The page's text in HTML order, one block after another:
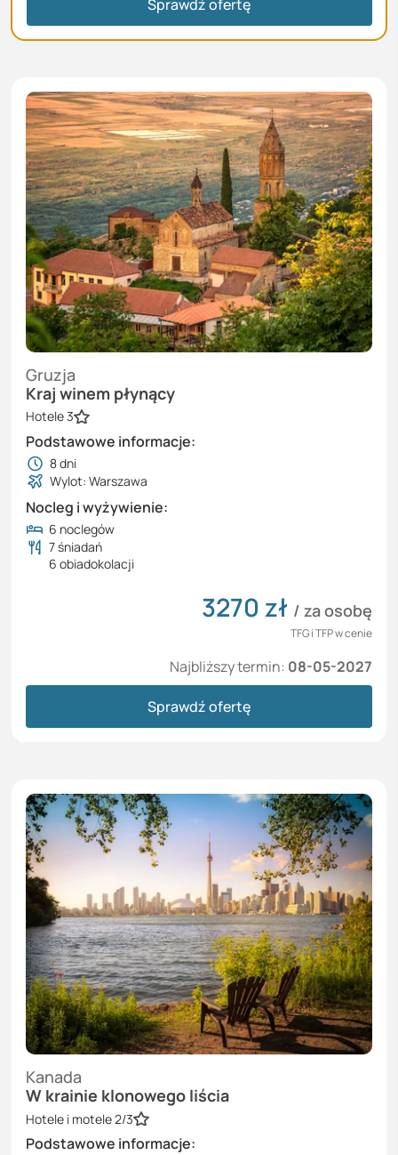
Sprawdź ofertę
Kraj winem płynący
Gruzja
Hotele 3
Podstawowe informacje:
8dni
Wylot: Warszawa
Nocleg i wyżywienie:
6 noclegów
7 śniadań
6 obiadokolacji
3270 zł / za osobę
TFG i TFP w cenie
Najbliższy termin: 08-05-2027
Sprawdź ofertę
W krainie klonowego liścia
Kanada
Hotele i motele 2/3
Podstawowe informacje: